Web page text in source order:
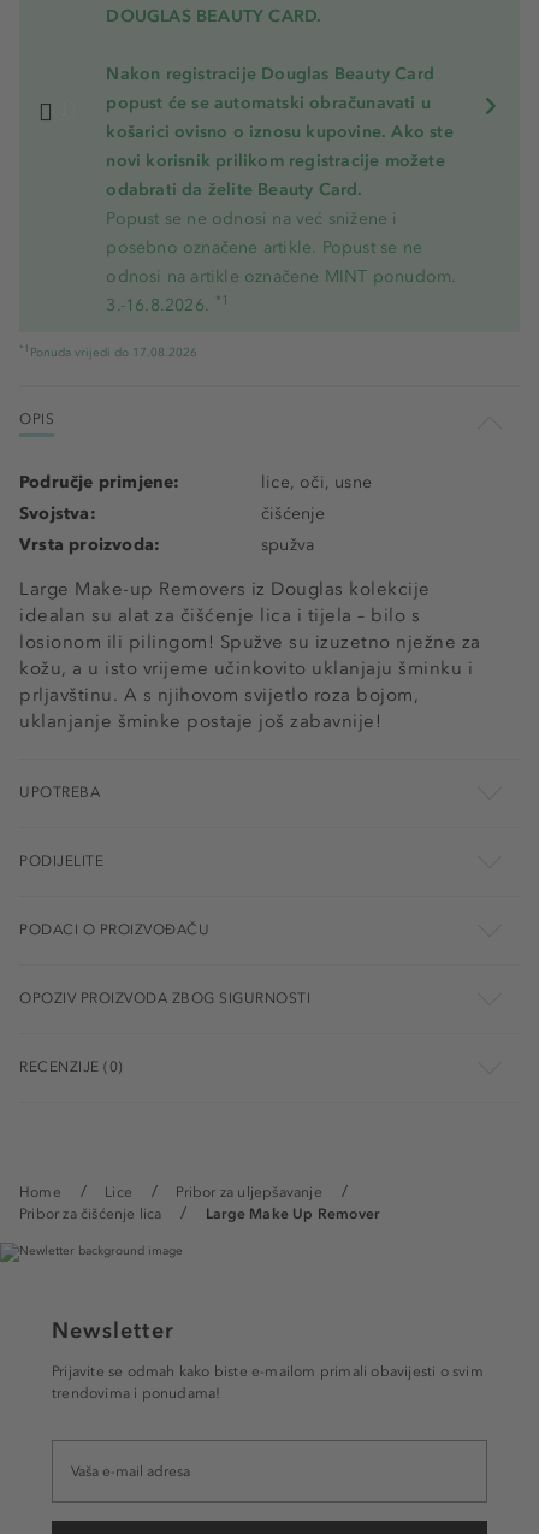
Home Lice
Pribor za uljepšavanje
Pribor za čišćenje lica
Large Make Up Remover
DOUGLAS BEAUTY CARD.
Nakon registracije Douglas Beauty Card
popust će se automatski obračunavati u
košarici ovisno o iznosu kupovine. Ako ste
novi korisnik prilikom registracije možete
odabrati da želite Beauty Card.
Popust se ne odnosi na već snižene i
posebno označene artikle. Popust se ne
odnosi na artikle označene MINT ponudom.
3.-16.8.2026. *1
*1 Ponuda vrijedi do 17.08.2026
OPIS
Large Make-up Removers iz Douglas kolekcije
idealan su alat za čišćenje lica i tijela – bilo s
losionom ili pilingom! Spužve su izuzetno nježne za
kožu, a u isto vrijeme učinkovito uklanjaju šminku i
prljavštinu. A s njihovom svijetlo roza bojom,
uklanjanje šminke postaje još zabavnije!
Područje primjene:
lice, oči, usne
Svojstva:
čišćenje
Vrsta proizvoda:
spužva
UPOTREBA
PODIJELITE
PODACI O PROIZVOĐAČU
OPOZIV PROIZVODA ZBOG SIGURNOSTI
RECENZIJE (0)
Newsletter
Prijavite se odmah kako biste e-mailom primali obavijesti o svim
trendovima i ponudama!